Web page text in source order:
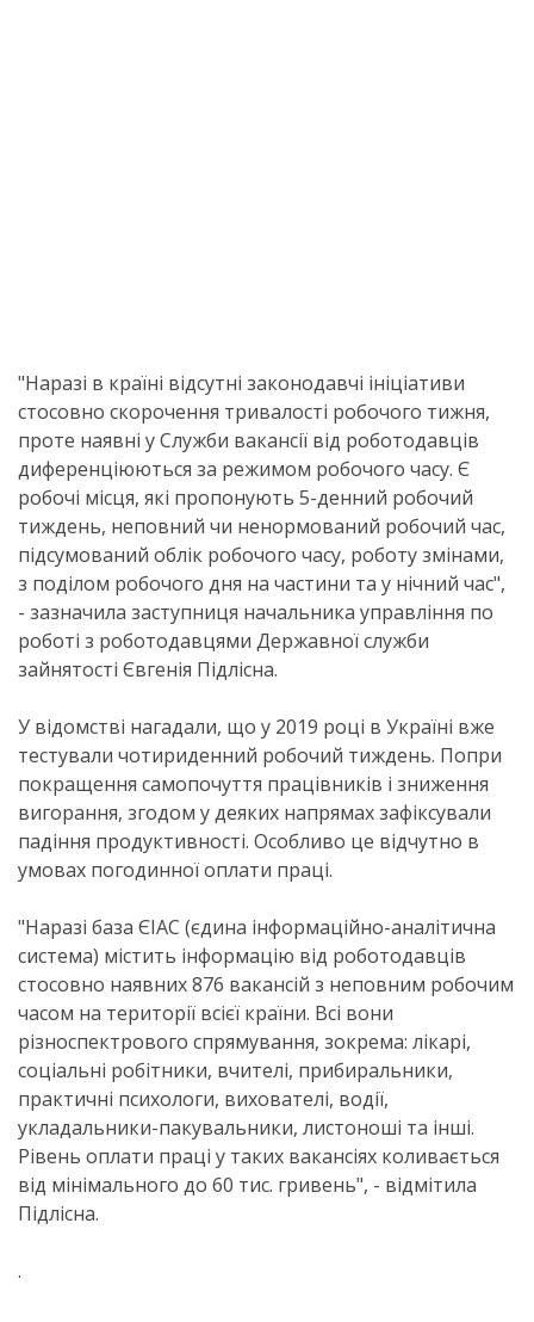
"Наразі в країні відсутні законодавчі ініціативи
стосовно скорочення тривалості робочого тижня,
проте наявні у Служби вакансії від роботодавців
диференціюються за режимом робочого часу. Є
робочі місця, які пропонують 5-денний робочий
тиждень, неповний чи ненормований робочий час,
підсумований облік робочого часу, роботу змінами,
з поділом робочого дня на частини та у нічний час",
- зазначила заступниця начальника управління по
роботі з роботодавцями Державної служби
зайнятості Євгенія Підлісна.
У відомстві нагадали, що у 2019 році в Україні вже
тестували чотириденний робочий тиждень. Попри
покращення самопочуття працівників і зниження
вигорання, згодом у деяких напрямах зафіксували
падіння продуктивності. Особливо це відчутно в
умовах погодинної оплати праці.
"Наразі база ЄІАС (єдина інформаційно-аналітична
система) містить інформацію від роботодавців
стосовно наявних 876 вакансій з неповним робочим
часом на території всієї країни. Всі вони
різноспектрового спрямування, зокрема: лікарі,
соціальні робітники, вчителі, прибиральники,
практичні психологи, вихователі, водії,
укладальники-пакувальники, листоноші та інші.
Рівень оплати праці у таких вакансіях коливається
від мінімального до 60 тис. гривень", - відмітила
Підлісна.
.